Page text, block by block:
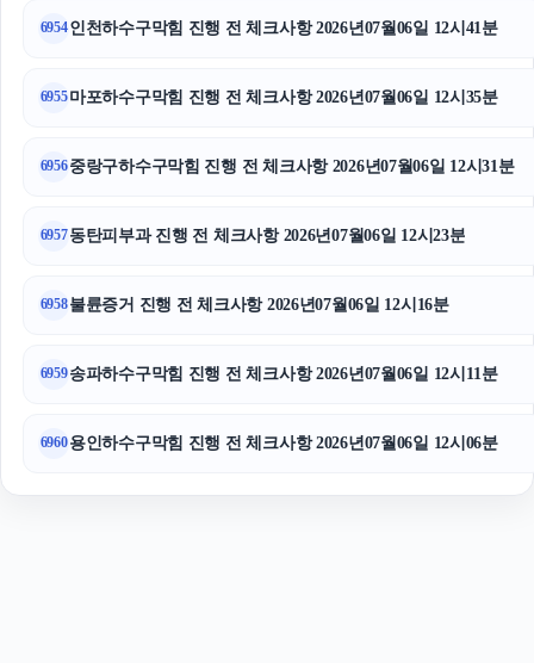
수원형사전문변호사
6954인천하수구막힘 진행 전 체크사항 2026년07월06일 12시41분
6955마포하수구막힘 진행 전 체크사항 2026년07월06일 12시35분
6956중랑구하수구막힘 진행 전 체크사항 2026년07월06일 12시31분
6957동탄피부과 진행 전 체크사항 2026년07월06일 12시23분
6958불륜증거 진행 전 체크사항 2026년07월06일 12시16분
6959송파하수구막힘 진행 전 체크사항 2026년07월06일 12시11분
6960용인하수구막힘 진행 전 체크사항 2026년07월06일 12시06분